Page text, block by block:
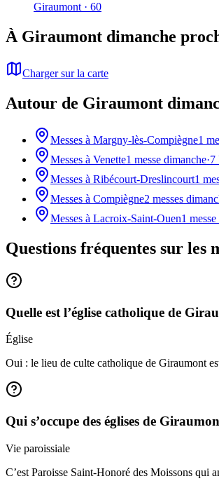
Giraumont · 60
À Giraumont dimanche
Charger sur la carte
Autour de Giraumont
Messes à Margny-lès-Compiègne1
Messes à Venette1 messe dimanche·7
Messes à Ribécourt-Dreslincourt1
Messes à Compiègne2 messes
Messes à Lacroix-Saint-Ouen1
Questions fréquentes sur les
Quelle est l’église catholique de
Église
Oui : le lieu de culte catholique de Giraumont
Qui s’occupe des églises de
Vie paroissiale
C’est Paroisse Saint-Honoré des Moissons qui